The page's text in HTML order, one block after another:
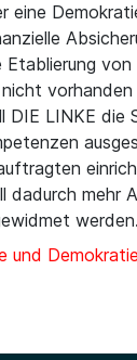
eine
von
vorhanden
DIE LINKE die
dadurch mehr
werden.
und Demokratie